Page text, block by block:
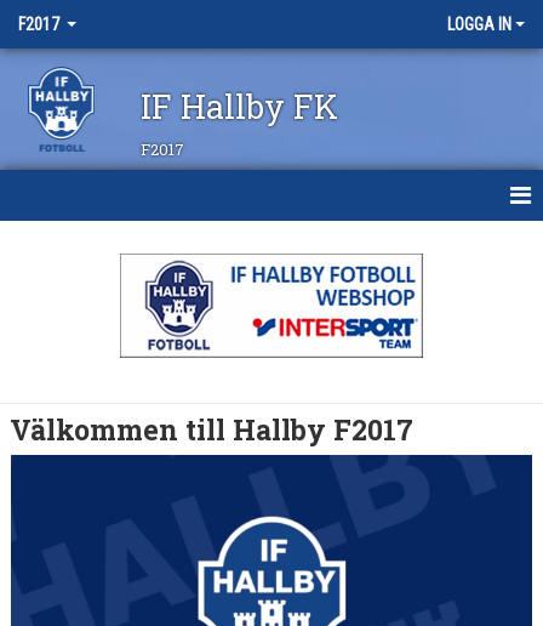
F2017 LOGGA IN
IF Hallby FK
F2017
TRUPPEN
Välkommen till Hallby F2017